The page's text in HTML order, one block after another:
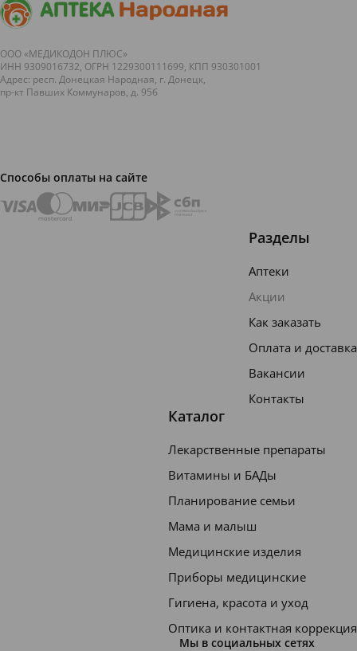
прокручивающие
ленту в
Вас всё
устраивае...
медицине,
ООО «МЕДИКОДОН ПЛЮС»
ИНН 9309016732, ОГРН 1229300111699, КПП 930301001
Адрес: респ. Донецкая Народная, г. Донецк,
пр-кт Павших Коммунаров, д. 95б
Способы оплаты на сайте
Разделы
Аптеки
Акции
Как заказать
Оплата и доставка
Вакансии
Контакты
Каталог
Лекарственные препараты
Витамины и БАДы
Планирование семьи
Мама и малыш
Медицинские изделия
Приборы медицинские
Гигиена, красота и уход
Оптика и контактная коррекция
Мы в социальных сетях